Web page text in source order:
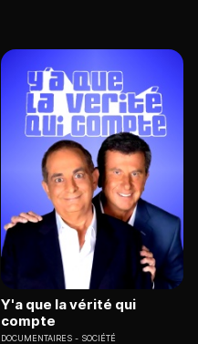
Y'a que la vérité qui
compte
DOCUMENTAIRES SOCIÉTÉ